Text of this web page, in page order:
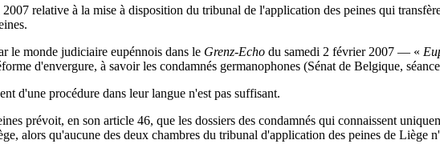
relative à la mise à disposition du tribunal de l'application des peines qui
le monde judiciaire eupénnois dans le Grenz-Echo du samedi 2 février 2007 — «
d'envergure, à savoir les condamnés germanophones (Sénat de Belgique,
d'une procédure dans leur langue n'est pas suffisant.
prévoit, en son article 46, que les dossiers des condamnés qui connaissent
alors qu'aucune des deux chambres du tribunal d'application des peines de Liège